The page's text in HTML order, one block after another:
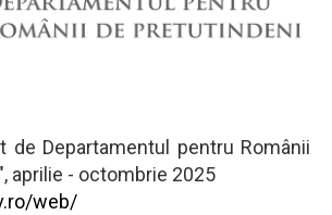
de Departamentul pentru Românii
aprilie - octombrie 2025
web/